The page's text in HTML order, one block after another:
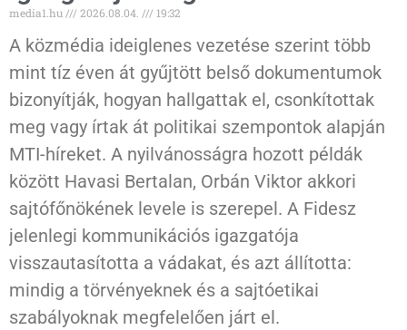
media1.hu 2026.08.04. 19:32
A közmédia ideiglenes vezetése szerint több
mint tíz éven át gyűjtött belső dokumentumok
bizonyítják, hogyan hallgattak el, csonkítottak
meg vagy írtak át politikai szempontok alapján
MTI-híreket. A nyilvánosságra hozott példák
között Havasi Bertalan, Orbán Viktor akkori
sajtófőnökének levele is szerepel. A Fidesz
jelenlegi kommunikációs igazgatója
visszautasította a vádakat, és azt állította:
mindig a törvényeknek és a sajtóetikai
szabályoknak megfelelően járt el.